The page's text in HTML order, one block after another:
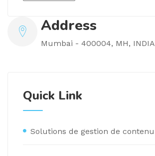
Address
Mumbai - 400004, MH, INDIA
Quick Link
Solutions de gestion de contenu